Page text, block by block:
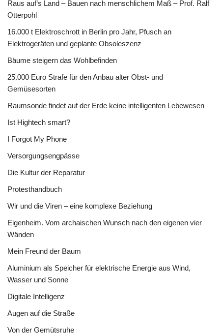
Raus auf’s Land – Bauen nach menschlichem Maß – Prof. Ralf
Otterpohl
16.000 t Elektroschrott in Berlin pro Jahr, Pfusch an
Elektrogeräten und geplante Obsoleszenz
Bäume steigern das Wohlbefinden
25.000 Euro Strafe für den Anbau alter Obst- und
Gemüsesorten
Raumsonde findet auf der Erde keine intelligenten Lebewesen
Ist Hightech smart?
I Forgot My Phone
Versorgungsengpässe
Die Kultur der Reparatur
Protesthandbuch
Wir und die Viren – eine komplexe Beziehung
Eigenheim. Vom archaischen Wunsch nach den eigenen vier
Wänden
Mein Freund der Baum
Aluminium als Speicher für elektrische Energie aus Wind,
Wasser und Sonne
Digitale Intelligenz
Augen auf die Straße
Von der Gemütsruhe